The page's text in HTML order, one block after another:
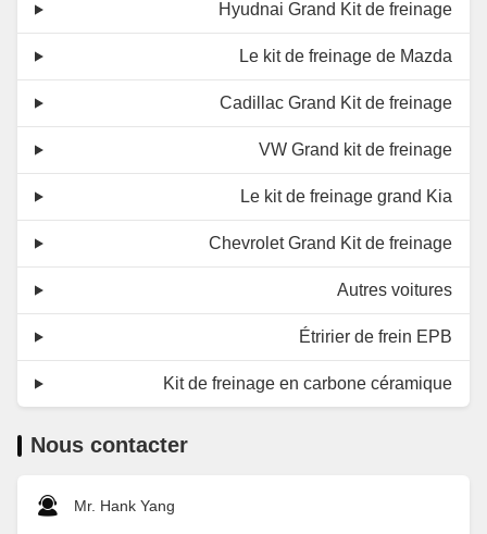
Hyudnai Grand Kit de freinage
Le kit de freinage de Mazda
Cadillac Grand Kit de freinage
VW Grand kit de freinage
Le kit de freinage grand Kia
Chevrolet Grand Kit de freinage
Autres voitures
Étririer de frein EPB
Kit de freinage en carbone céramique
Nous contacter
Mr. Hank Yang